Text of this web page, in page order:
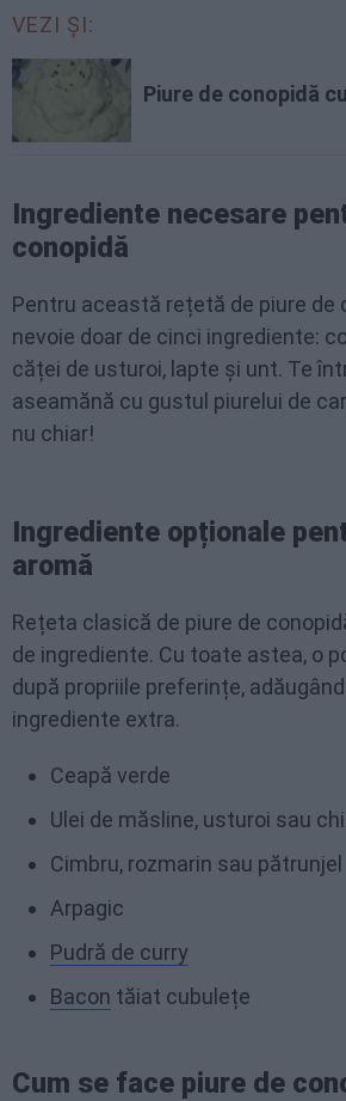
VEZI ȘI:
Piure de conopidă
Ingrediente necesare
conopidă
Pentru această rețetă de piure de
nevoie doar de cinci ingrediente:
căței de usturoi, lapte și unt. Te
aseamănă cu gustul piurelui de
nu chiar!
Ingrediente opționale
aromă
Rețeta clasică de piure de
de ingrediente. Cu toate astea, o
după propriile preferințe,
ingrediente extra.
Ceapă verde
Ulei de măsline, usturoi sau
Cimbru, rozmarin sau pătrunjel
Arpagic
Pudră de curry
Bacon tăiat cubulețe
Cum se face piure de